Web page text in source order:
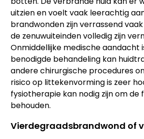
uitzien en voelt vaak leerachtig
brandwonden zijn verrassend
de zenuwuiteinden volledig zijn
Onmiddellijke medische aandacht
benodigde behandeling kan
andere chirurgische procedures
risico op littekenvorming is zeer
fysiotherapie kan nodig zijn om
behouden.
Vierdegraadsbrandwond of